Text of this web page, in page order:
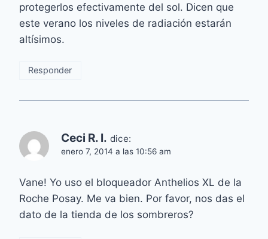
protegerlos efectivamente del sol. Dicen que
este verano los niveles de radiación estarán
altísimos.
Responder
Ceci R. I. dice:
enero 7, 2014 a las 10:56 am
Vane! Yo uso el bloqueador Anthelios XL de la
Roche Posay. Me va bien. Por favor, nos das el
dato de la tienda de los sombreros?